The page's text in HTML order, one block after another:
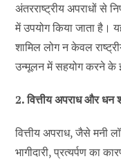
अंतरराष्ट्रीय अपराधों से
में उपयोग किया जाता है।
शामिल लोग न केवल
उन्मूलन में सहयोग करने के
2. वित्तीय अपराध और धन
वित्तीय अपराध, जैसे मनी
भागीदारी, प्रत्यर्पण का